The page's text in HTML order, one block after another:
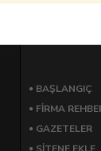
BAŞLANGIÇ
FİRMA
GAZETELER